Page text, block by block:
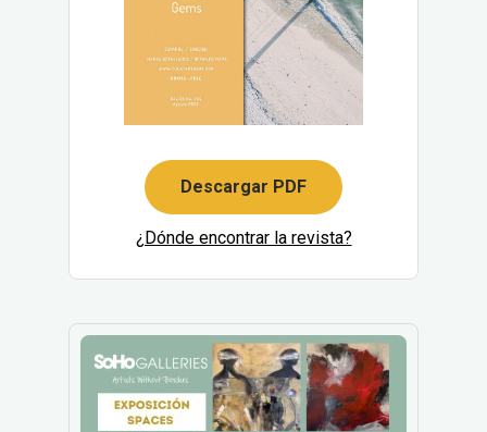
Descargar PDF
¿Dónde encontrar la revista?